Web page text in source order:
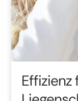
Effizienz